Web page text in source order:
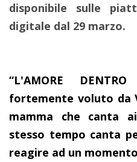
disponibile sulle
digitale dal 29 marzo.
“L'AMORE
fortemente voluto da
mamma che canta
stesso tempo canta
reagire ad un